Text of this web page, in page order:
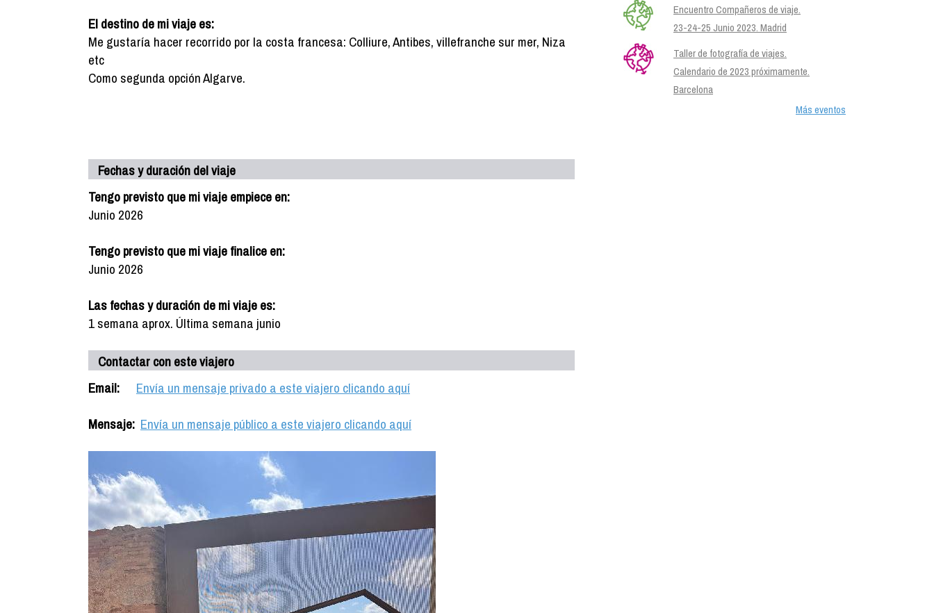
El destino de mi viaje es:
Me gustaría hacer recorrido por la costa francesa: Colliure, Antibes, villefranche sur mer, Niza
etc
Como segunda opción Algarve.
Fechas y duración del viaje
Tengo previsto que mi viaje empiece en:
Junio 2026
Tengo previsto que mi viaje finalice en:
Junio 2026
Las fechas y duración de mi viaje es:
1 semana aprox. Última semana junio
Contactar con este viajero
Email:
Envía un mensaje privado a este viajero clicando aquí
Mensaje: Envía un mensaje público a este viajero clicando aquí
Encuentro Compañeros de viaje.
23-24-25 Junio 2023. Madrid
Taller de fotografía de viajes.
Calendario de 2023 próximamente.
Barcelona
Más eventos